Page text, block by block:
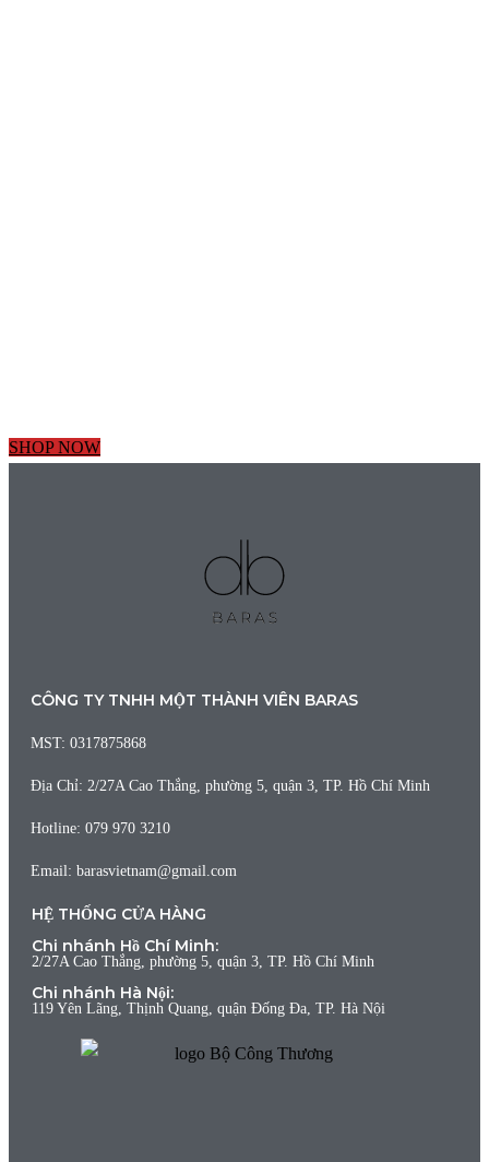
SHOP NOW
CÔNG TY TNHH MỘT THÀNH VIÊN BARAS
MST: 0317875868
Địa Chỉ: 2/27A Cao Thắng, phường 5, quận 3, TP. Hồ Chí Minh
Hotline: 079 970 3210
Email: barasvietnam@gmail.com
HỆ THỐNG CỬA HÀNG
Chi nhánh Hồ Chí Minh:
2/27A Cao Thắng, phường 5, quận 3, TP. Hồ Chí Minh
Chi nhánh Hà Nội:
119 Yên Lãng, Thịnh Quang, quận Đống Đa, TP. Hà Nội